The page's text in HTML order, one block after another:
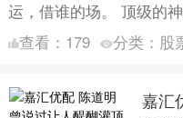
运，借谁的场。 顶级的
交 第二、与天地神交 第
查看： 179 分类： 股
嘉汇